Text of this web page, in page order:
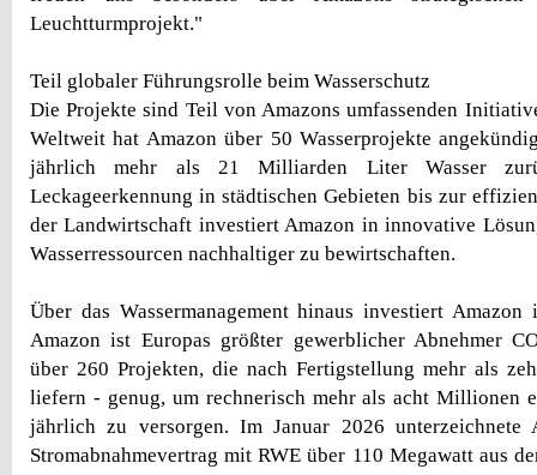
Leuchtturmprojekt."
Teil globaler Führungsrolle beim Wasserschutz
Die Projekte sind Teil von Amazons umfassenden
Weltweit hat Amazon über 50 Wasserprojekte
jährlich mehr als 21 Milliarden Liter Wasser
Leckageerkennung in städtischen Gebieten bis zur
der Landwirtschaft investiert Amazon in innovative
Wasserressourcen nachhaltiger zu bewirtschaften.
Über das Wassermanagement hinaus investiert
Amazon ist Europas größter gewerblicher Abnehmer
über 260 Projekten, die nach Fertigstellung mehr als
liefern - genug, um rechnerisch mehr als acht Millionen
jährlich zu versorgen. Im Januar 2026 unterzeichnete
Stromabnahmevertrag mit RWE über 110 Megawatt aus